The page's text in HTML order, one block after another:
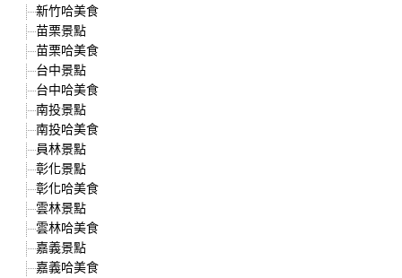
新竹哈美食
苗栗景點
苗栗哈美食
台中景點
台中哈美食
南投景點
南投哈美食
員林景點
彰化景點
彰化哈美食
雲林景點
雲林哈美食
嘉義景點
嘉義哈美食